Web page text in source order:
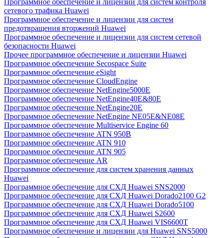
Программное обеспечение и лицензии для систем контроля
сетевого трафика Huawei
Программное обеспечение и лицензии для систем
предотвращения вторжений Huawei
Программное обеспечение и лицензии для систем сетевой
безопасности Huawei
Прочее программное обеспечение и лицензии Huawei
Программное обеспечение Secospace Suite
Программное обеспечение eSight
Программное обеспечение CloudEngine
Программное обеспечение NetEngine5000E
Программное обеспечение NetEngine40E&80E
Программное обеспечение NetEngine20E
Программное обеспечение NetEngine NE05E&NE08E
Программное обеспечение Multiservice Engine 60
Программное обеспечение ATN 950B
Программное обеспечение ATN 910
Программное обеспечение ATN 905
Программное обеспечение AR
Программное обеспечение для систем хранения данных
Huawei
Программное обеспечение для СХД Huawei SNS2000
Программное обеспечение для СХД Huawei Dorado2100 G2
Программное обеспечение для СХД Huawei Dorado5100
Программное обеспечение для СХД Huawei S2600
Программное обеспечение для СХД Huawei VIS6600T
Программное обеспечение и лицензии для Huawei SNS5000